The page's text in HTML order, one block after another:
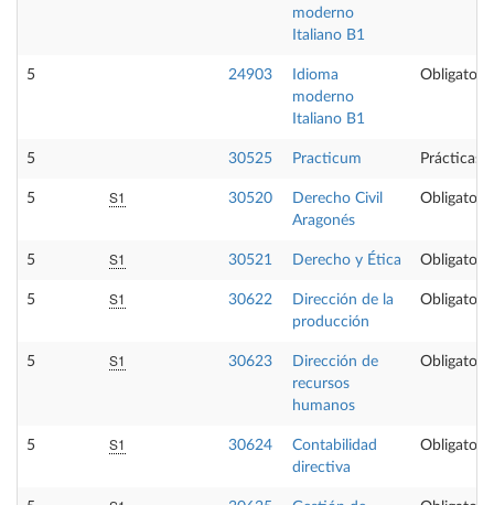
moderno
Italiano B1
5 24903
Idioma
moderno
Italiano B1
Obligatoria
5 30525 Practicum Prácticas
5 S1 30520
Derecho Civil
Aragonés
Obligatoria
5 S1 30521 Derecho y Ética Obligatoria
5 S1 30622
Dirección de la
producción
Obligatoria
5 S1 30623
Dirección de
recursos
humanos
Obligatoria
5 S1 30624
Contabilidad
directiva
Obligatoria